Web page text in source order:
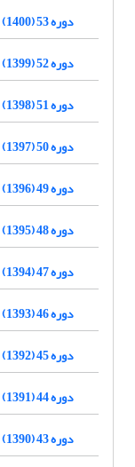
دوره 53 (1400)
دوره 52 (1399)
دوره 51 (1398)
دوره 50 (1397)
دوره 49 (1396)
دوره 48 (1395)
دوره 47 (1394)
دوره 46 (1393)
دوره 45 (1392)
دوره 44 (1391)
دوره 43 (1390)